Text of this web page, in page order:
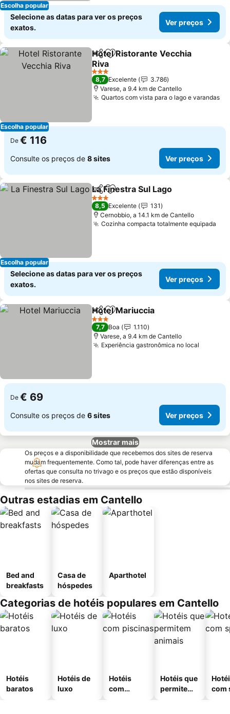
Escolha popular
Selecione as datas para ver os preços
exatos.
Ver preços
Escolha popular
PartilharAdicionar aos favoritos
Hotel Ristorante Vecchia
Riva
3 Estrelas
8,7 Excelente
3.786
Varese, a 9.4 km de Cantello
Quartos com vista para o lago e varandas
De € 116
Consulte os preços de 8 sites Ver preços
Escolha popular
PartilharAdicionar aos favoritos
La Finestra Sul Lago
3 Estrelas
8,5 Excelente
131
Cernobbio, a 14.1 km de Cantello
Cozinha compacta totalmente equipada
Selecione as datas para ver os preços
exatos.
Ver preços
PartilharAdicionar aos favoritos
Hotel Mariuccia
3 Estrelas
7,7 Boa
1.110
Varese, a 9.4 km de Cantello
Experiência gastronômica no local
De € 69
Consulte os preços de 6 sites Ver preços
Mostrar mais
Os preços e a disponibilidade que recebemos dos sites de reserva
mudam frequentemente. Como tal, pode haver diferenças entre as
ofertas que consulta no trivago e os preços que estão disponíveis
nos sites de reserva.
Outras estadias em Cantello
Bed and
breakfasts
Casa de
hóspedes
Aparthotel
Categorias de hotéis populares em Cantello
Hotéis
baratos
Hotéis de
luxo
Hotéis
com
Hotéis que
permitem
com